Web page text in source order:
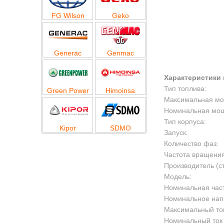
Характеристики
Тип топлива:
Максимальная
Номинальная
Тип корпуса:
Запуск:
Количество фаз:
Частота
Производитель
Модель:
Номинальная
Номинальное
Максимальный
Номинальный
FG Wilson Geko
Generac Genmac
Green Power Himoinsa
Kipor SDMO